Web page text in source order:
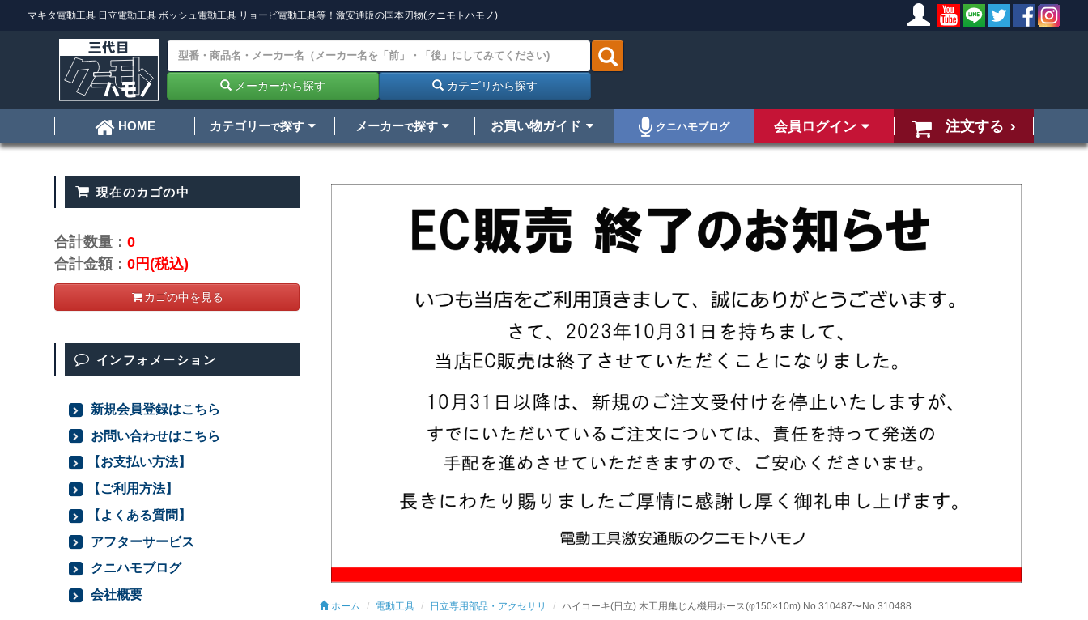
マキタ電動工具 日立電動工具 ボッシュ電動工具 リョービ電動工具等！激安通販の国本刃物(クニモトハモノ)
メーカーから探す カテゴリから探す
HOME カテゴリーで探す メーカーで探す お買い物ガイド クニハモブログ 会員ログイン 注文する
ホーム 電動工具 日立専用部品・アクセサリ ハイコーキ(日立) 木工用集じん機用ホース(φ150×10m) No.310487〜No.310488
現在のカゴの中
合計数量：0
合計金額：0円(税込)
カゴの中を見る
インフォメーション
新規会員登録はこちら
お問い合わせはこちら
【お支払い方法】
【ご利用方法】
【よくある質問】
アフターサービス
クニハモブログ
会社概要